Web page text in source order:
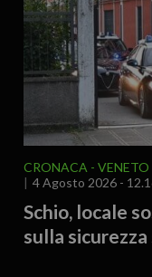
CRONACA VENETO
4 Agosto 2026 -
Schio, locale
sulla